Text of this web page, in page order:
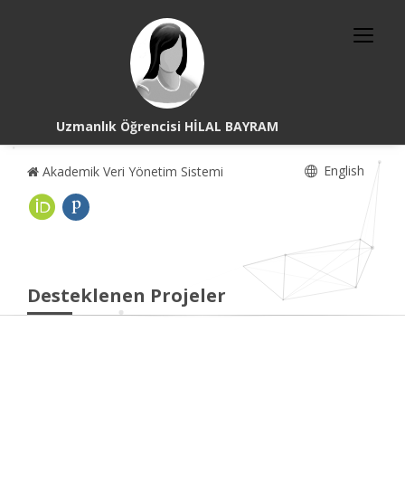
Uzmanlık Öğrencisi HİLAL BAYRAM
Akademik Veri Yönetim Sistemi English
Desteklenen Projeler